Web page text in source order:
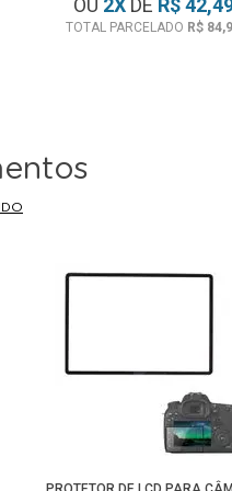
OU 2XDE R$
TOTAL PARCELADO R$